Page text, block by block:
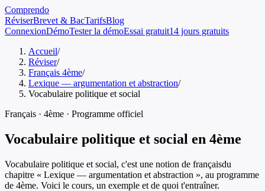
Comprendo
RéviserBrevet & BacTarifsBlog
ConnexionDémoTester la démoEssai gratuit14 jours gratuits
Accueil/
Réviser/
Français 4ème/
Lexique — argumentation et abstraction/
Vocabulaire politique et social
Français · 4ème · Programme officiel
Vocabulaire politique et social en 4ème
Vocabulaire politique et social, c'est une notion de françaisdu
chapitre « Lexique — argumentation et abstraction », au programme
de 4ème. Voici le cours, un exemple et de quoi t'entraîner.